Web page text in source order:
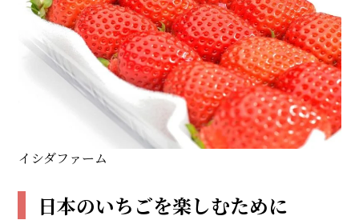
イシダファーム
日本のいちごを楽しむために